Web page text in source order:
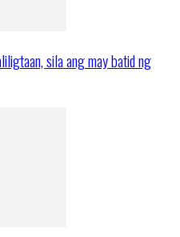
sila ang may batid ng